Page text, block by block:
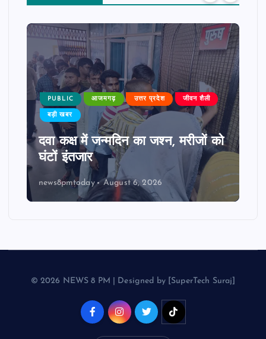
PUBLIC आजमगढ़ उत्तर प्रदेश जीवन शैली
बड़ी खबर
दवा कक्ष में जन्मदिन का जश्न, मरीजों को
घंटों इंतजार
news8pmtoday August 6, 2026
© 2026 NEWS 8 PM | Designed by [SuperTech Suraj]